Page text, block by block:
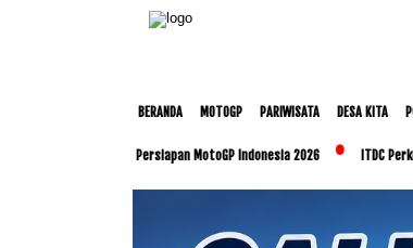
BERANDA MOTOGP PARIWISATA DESA KITA
Persiapan MotoGP Indonesia 2026 ITDC Perkuat Talenta